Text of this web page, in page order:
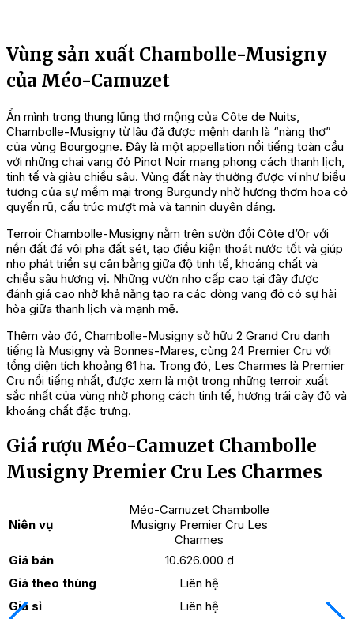
Vùng sản xuất Chambolle-Musigny
của Méo-Camuzet
Ẩn mình trong thung lũng thơ mộng của Côte de Nuits,
Chambolle-Musigny từ lâu đã được mệnh danh là “nàng thơ”
của vùng Bourgogne. Đây là một appellation nổi tiếng toàn cầu
với những chai vang đỏ Pinot Noir mang phong cách thanh lịch,
tinh tế và giàu chiều sâu. Vùng đất này thường được ví như biểu
tượng của sự mềm mại trong Burgundy nhờ hương thơm hoa cỏ
quyến rũ, cấu trúc mượt mà và tannin duyên dáng.
Terroir Chambolle-Musigny nằm trên sườn đồi Côte d’Or với
nền đất đá vôi pha đất sét, tạo điều kiện thoát nước tốt và giúp
nho phát triển sự cân bằng giữa độ tinh tế, khoáng chất và
chiều sâu hương vị. Những vườn nho cấp cao tại đây được
đánh giá cao nhờ khả năng tạo ra các dòng vang đỏ có sự hài
hòa giữa thanh lịch và mạnh mẽ.
Thêm vào đó, Chambolle-Musigny sở hữu 2 Grand Cru danh
tiếng là Musigny và Bonnes-Mares, cùng 24 Premier Cru với
tổng diện tích khoảng 61 ha. Trong đó, Les Charmes là Premier
Cru nổi tiếng nhất, được xem là một trong những terroir xuất
sắc nhất của vùng nhờ phong cách tinh tế, hương trái cây đỏ và
khoáng chất đặc trưng.
Giá rượu Méo-Camuzet Chambolle
Musigny Premier Cru Les Charmes
Niên vụ
Méo-Camuzet Chambolle
Musigny Premier Cru Les
Charmes
Giá bán
10.626.000 đ
Giá theo thùng
Liên hệ
Giá sỉ
Liên hệ